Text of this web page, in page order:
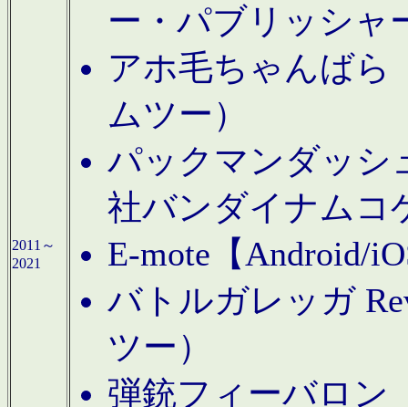
2011～
2021
ー・パブリッシャ
アホ毛ちゃんばら
ムツー）
パックマンダッシ
社バンダイナムコ
E-mote【Android/
バトルガレッガ
ツー）
弾銃フィーバロン